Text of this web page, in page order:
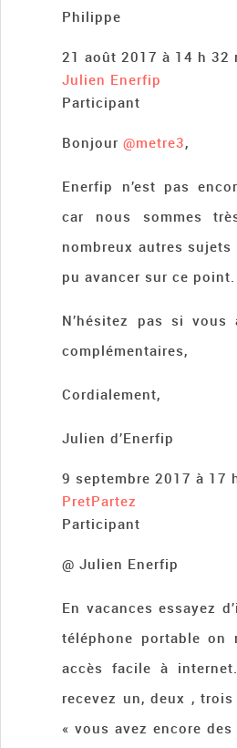
Philippe
21 août 2017 à 14 h 32
Julien Enerfip
Participant
Bonjour@metre3,
Enerfip n’est pas
car nous sommes
nombreux autres sujets
pu avancer sur ce point.
N’hésitez pas si vous
complémentaires,
Cordialement,
Julien d’Enerfip
9 septembre 2017 à 17
PretPartez
Participant
@ Julien Enerfip
En vacances essayez
téléphone portable on
accès facile à
recevez un, deux ,
« vous avez encore